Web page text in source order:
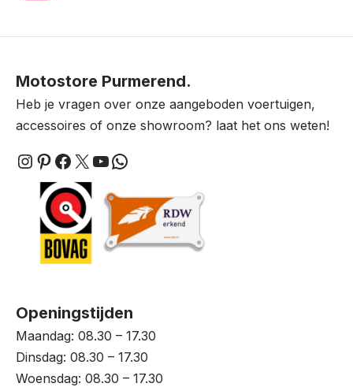
Motostore Purmerend.
Heb je vragen over onze aangeboden voertuigen,
accessoires of onze showroom? laat het ons weten!
Instagram
Pinterest
Facebook
X YouTube
WhatsApp
Openingstijden
Maandag: 08.30 – 17.30
Dinsdag: 08.30 – 17.30
Woensdag: 08.30 – 17.30